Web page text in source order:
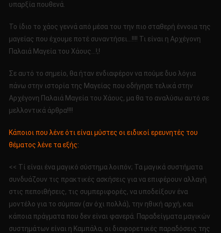
υπαρξία πουθενά.
Το ίδιο το χάος γεννά από μέσα του την πιο σταθερή έννοια της
μαγείας που έχουμε ποτέ συναντήσει…!!!! Τι είναι η Αρχέγονη
Παλαιά Μαγεία του Χάους…!;!
Σε αυτό το σημείο, θα ήταν ενδιαφέρον να πούμε δυο λόγια
πάνω στην ιστορία της Μαγείας που οδήγησε τελικά στην
Αρχέγονη Παλαιά Μαγεία του Χάους, μα θα το αναλύσω αυτό σε
μελλοντικά άρθρα!!!!
Κάποιοι που λένε ότι είναι μύστες οι ειδικοί ερευνητές του
θέματος λένε τα εξής:
<< Τί είναι ένα μαγικό σύστημα λοιπόν; Τα μαγικά συστήματα
συνδυάζουν τις πρακτικές ασκήσεις για να επιφέρουν αλλαγή
στις πεποιθήσεις, τις συμπεριφορές, να υποδείξουν ένα
μοντέλο για το σύμπαν (αν όχι πολλά), την ηθική αρχή, και
κάποια πράγματα που δεν είναι φανερά. Παραδείγματα μαγικών
συστημάτων είναι η Καμπάλα, οι διαφορετικές παραδόσεις της